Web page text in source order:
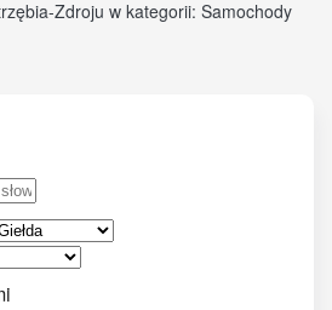
Zdroju w kategorii: Samochody